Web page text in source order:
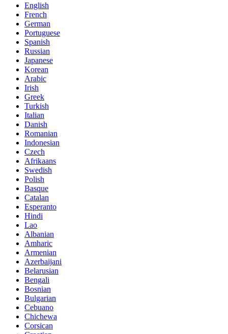
English
French
German
Portuguese
Spanish
Russian
Japanese
Korean
Arabic
Irish
Greek
Turkish
Italian
Danish
Romanian
Indonesian
Czech
Afrikaans
Swedish
Polish
Basque
Catalan
Esperanto
Hindi
Lao
Albanian
Amharic
Armenian
Azerbaijani
Belarusian
Bengali
Bosnian
Bulgarian
Cebuano
Chichewa
Corsican